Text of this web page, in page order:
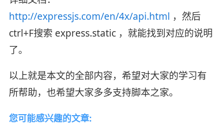
http://expressjs.com/en/4x/api.html ，然后
ctrl+F搜索 express.static ，就能找到对应的说明
了。
以上就是本文的全部内容，希望对大家的学习有
所帮助，也希望大家多多支持脚本之家。
您可能感兴趣的文章: